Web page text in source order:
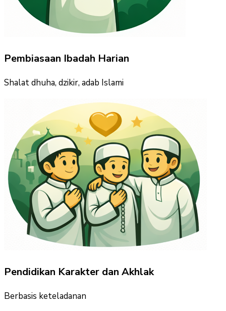
Pembiasaan Ibadah Harian
Shalat dhuha, dzikir, adab Islami
Pendidikan Karakter dan Akhlak
Berbasis keteladanan